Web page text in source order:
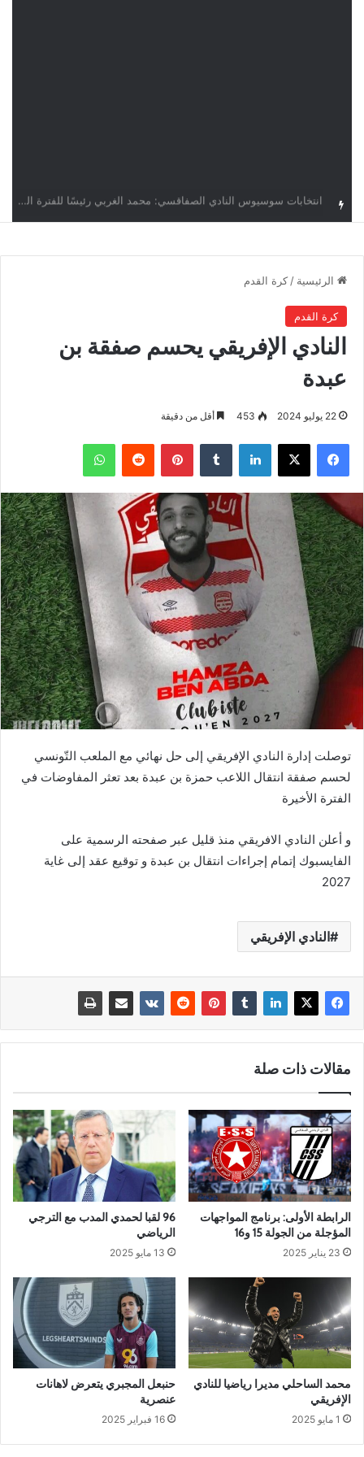
الرئيسية / كرة القدم
كرة القدم
النادي الإفريقي يحسم صفقة بن
عبدة
22 يوليو 2024 453 أقل من دقيقة
فيسبوك ‫X لينكدإن بينتيريست واتساب
توصلت إدارة النادي الإفريقي إلى حل نهائي مع الملعب التّونسي
لحسم صفقة انتقال اللاعب حمزة بن عبدة بعد تعثر المفاوضات في
الفترة الأخيرة
و أعلن النادي الافريقي منذ قليل عبر صفحته الرسمية على
الفايسبوك إتمام إجراءات انتقال بن عبدة و توقيع عقد إلى غاية
2027
النادي الإفريقي
مقالات ذات صلة
الرابطة الأولى: برنامج المواجهات
المؤجلة من الجولة 15 و16
23 يناير 2025
96 لقبا لحمدي المدب مع الترجي
الرياضي
13 مايو 2025
محمد الساحلي مديرا رياضيا للنادي
الإفريقي
1 مايو 2025
حنبعل المجبري يتعرض لاهانات
عنصرية
16 فبراير 2025